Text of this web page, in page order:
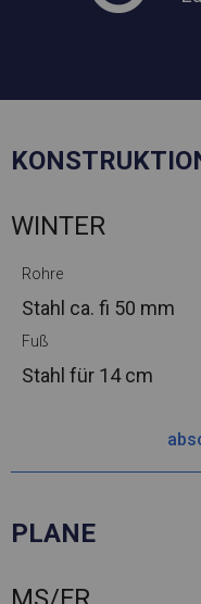
WINTER
Rohre
Stahl ca. fi 50 mm
Fuß
Stahl für 14 cm
PLANE